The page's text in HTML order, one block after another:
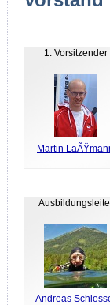
1. Vorsitzender
Martin
Andreas